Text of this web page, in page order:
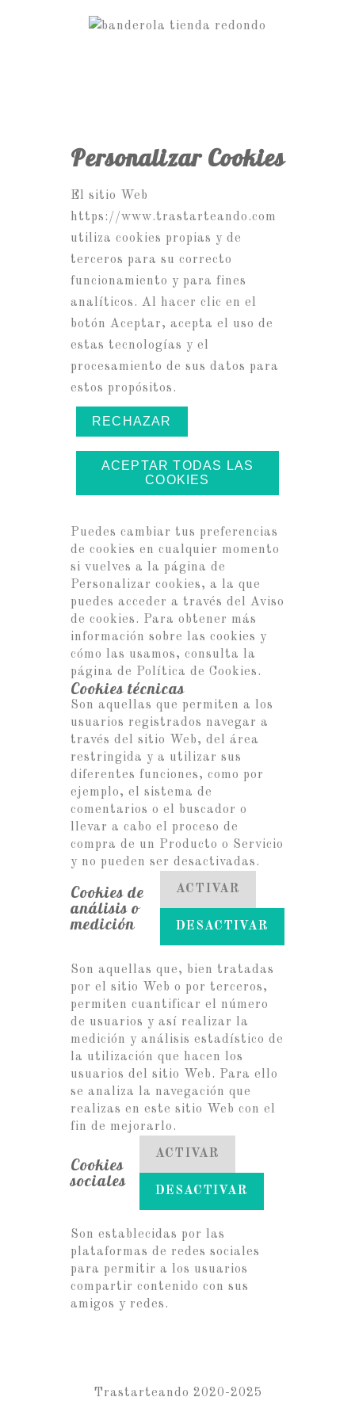
Personalizar Cookies
El sitio Web
https://www.trastarteando.com
utiliza cookies propias y de
terceros para su correcto
funcionamiento y para fines
analíticos. Al hacer clic en el
botón Aceptar, acepta el uso de
estas tecnologías y el
procesamiento de sus datos para
estos propósitos.
RECHAZAR
ACEPTAR TODAS LAS
COOKIES
Puedes cambiar tus preferencias
de cookies en cualquier momento
si vuelves a la página de
Personalizar cookies, a la que
puedes acceder a través del Aviso
de cookies. Para obtener más
información sobre las cookies y
cómo las usamos, consulta la
página de Política de Cookies .
Cookies técnicas
Son aquellas que permiten a los
usuarios registrados navegar a
través del sitio Web, del área
restringida y a utilizar sus
diferentes funciones, como por
ejemplo, el sistema de
comentarios o el buscador o
llevar a cabo el proceso de
compra de un Producto o Servicio
y no pueden ser desactivadas.
Cookies de
análisis o
medición
ACTIVAR
DESACTIVAR
Son aquellas que, bien tratadas
por el sitio Web o por terceros,
permiten cuantificar el número
de usuarios y así realizar la
medición y análisis estadístico de
la utilización que hacen los
usuarios del sitio Web. Para ello
se analiza la navegación que
realizas en este sitio Web con el
fin de mejorarlo.
Cookies
sociales
ACTIVAR
DESACTIVAR
Son establecidas por las
plataformas de redes sociales
para permitir a los usuarios
compartir contenido con sus
amigos y redes.
Trastarteando 2020-2025